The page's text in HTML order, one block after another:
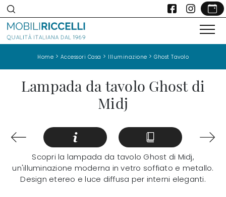
Home > Accessori Casa > Illuminazione > Ghost Tavolo
Lampada da tavolo Ghost di
Midj
Scopri la lampada da tavolo Ghost di Midj,
un'illuminazione moderna in vetro soffiato e metallo.
Design etereo e luce diffusa per interni eleganti.